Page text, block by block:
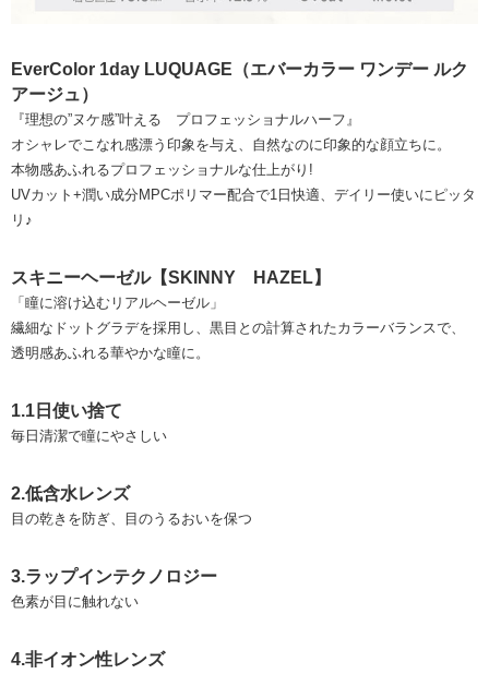
EverColor 1day LUQUAGE（エバーカラー ワンデー ルク
アージュ）
『理想の”ヌケ感”叶える プロフェッショナルハーフ』
オシャレでこなれ感漂う印象を与え、自然なのに印象的な顔立ちに。
本物感あふれるプロフェッショナルな仕上がり!
UVカット+潤い成分MPCポリマー配合で1日快適、デイリー使いにピッタ
リ♪
スキニーヘーゼル【SKINNY HAZEL】
「瞳に溶け込むリアルヘーゼル」
繊細なドットグラデを採用し、黒目との計算されたカラーバランスで、
透明感あふれる華やかな瞳に。
1.1日使い捨て
毎日清潔で瞳にやさしい
2.低含水レンズ
目の乾きを防ぎ、目のうるおいを保つ
3.ラップインテクノロジー
色素が目に触れない
4.非イオン性レンズ